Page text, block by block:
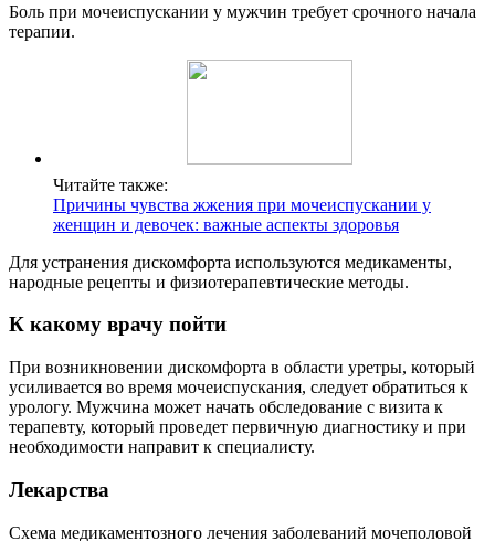
Боль при мочеиспускании у мужчин требует срочного начала
терапии.
Читайте также:
Причины чувства жжения при мочеиспускании у
женщин и девочек: важные аспекты здоровья
Для устранения дискомфорта используются медикаменты,
народные рецепты и физиотерапевтические методы.
К какому врачу пойти
При возникновении дискомфорта в области уретры, который
усиливается во время мочеиспускания, следует обратиться к
урологу. Мужчина может начать обследование с визита к
терапевту, который проведет первичную диагностику и при
необходимости направит к специалисту.
Лекарства
Схема медикаментозного лечения заболеваний мочеполовой